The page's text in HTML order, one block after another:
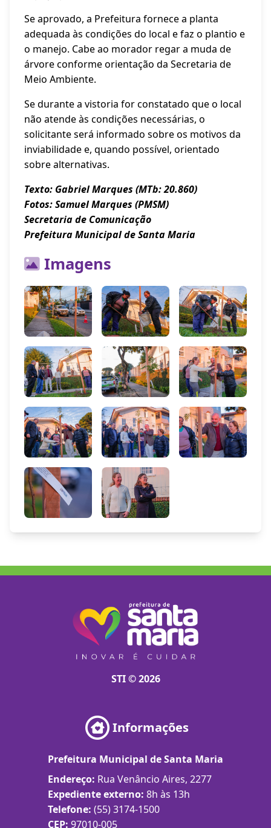
Se aprovado, a Prefeitura fornece a planta
adequada às condições do local e faz o plantio e
o manejo. Cabe ao morador regar a muda de
árvore conforme orientação da Secretaria de
Meio Ambiente.
Se durante a vistoria for constatado que o local
não atende às condições necessárias, o
solicitante será informado sobre os motivos da
inviabilidade e, quando possível, orientado
sobre alternativas.
Texto: Gabriel Marques (MTb: 20.860)
Fotos: Samuel Marques (PMSM)
Secretaria de Comunicação
Prefeitura Municipal de Santa Maria
Imagens
STI © 2026
Informações
Prefeitura Municipal de Santa Maria
Endereço: Rua Venâncio Aires, 2277
Expediente externo: 8h às 13h
Telefone: (55) 3174-1500
CEP: 97010-005